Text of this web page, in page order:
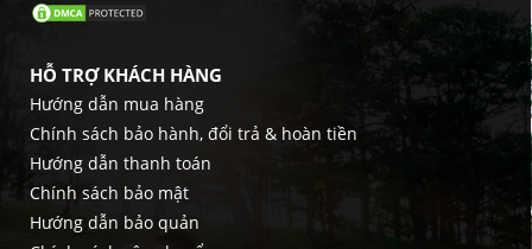
HỖ TRỢ KHÁCH HÀNG
Hướng dẫn mua hàng
Chính sách bảo hành, đổi trả & hoàn tiền
Hướng dẫn thanh toán
Chính sách bảo mật
Hướng dẫn bảo quản